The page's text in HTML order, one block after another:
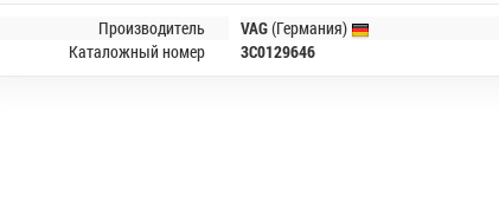
Производитель VAG(Германия)
Каталожный номер
3C0129646